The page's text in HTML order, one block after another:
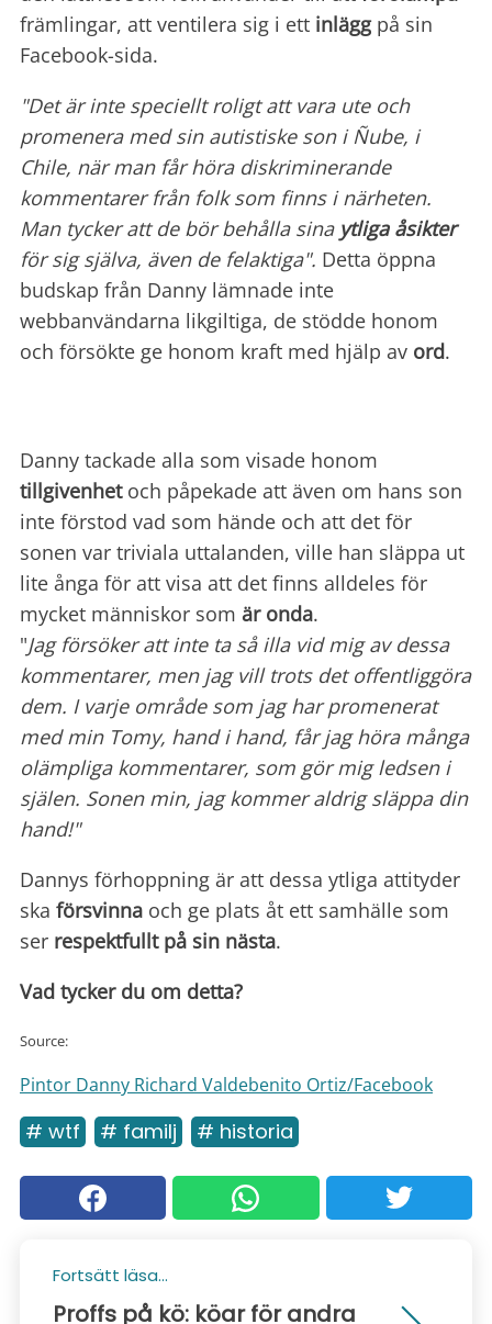
främlingar, att ventilera sig i ett inläggpå sin
Facebook-sida.
"Det är inte speciellt roligt att vara ute och
promenera med sin autistiske son i Ñube, i
Chile, när man får höra diskriminerande
kommentarer från folk som finns i närheten.
Man tycker att de bör behålla sina ytliga åsikter
för sig själva, även de felaktiga". Detta öppna
budskap från Danny lämnade inte
webbanvändarna likgiltiga, de stödde honom
och försökte ge honom kraft med hjälp av ord.
Danny tackade alla som visade honom
tillgivenhetoch påpekade att även om hans son
inte förstod vad som hände och att det för
sonen var triviala uttalanden, ville han släppa ut
lite ånga för att visa att det finns alldeles för
mycket människor som är onda.
"Jag försöker att inte ta så illa vid mig av dessa
kommentarer, men jag vill trots det offentliggöra
dem. I varje område som jag har promenerat
med min Tomy, hand i hand, får jag höra många
olämpliga kommentarer, som gör mig ledsen i
själen. Sonen min, jag kommer aldrig släppa din
hand!"
Dannys förhoppning är att dessa ytliga attityder
ska försvinna och ge plats åt ett samhälle som
ser respektfullt på sin nästa.
Vad tycker du om detta?
Source:
Pintor Danny Richard Valdebenito Ortiz/Facebook
# wtf # familj # historia
Fortsätt läsa...
Proffs på kö: köar för andra